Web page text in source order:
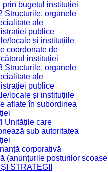
prin bugetul instituției
Structurile, organele
ale
publice
locale și instituțiile
coordonate de
instituției
Structurile, organele
ale
publice
locale și instituțiile
aflate în subordinea
Unitățile care
sub autoritatea
corporativă
(anunțurile posturilor
STRATEGII